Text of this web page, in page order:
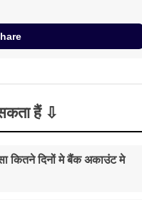
हैं
दिनों मे बैंक अकाउंट मे